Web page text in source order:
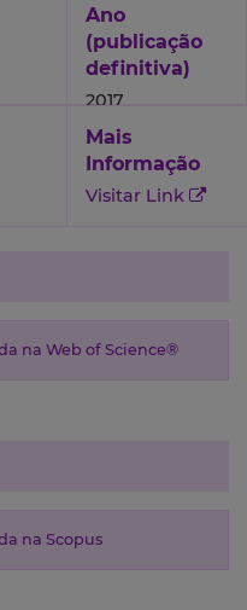
Ano
(publicação
definitiva)
2017
Mais
Informação
Visitar Link
na Web of Science®
na Scopus